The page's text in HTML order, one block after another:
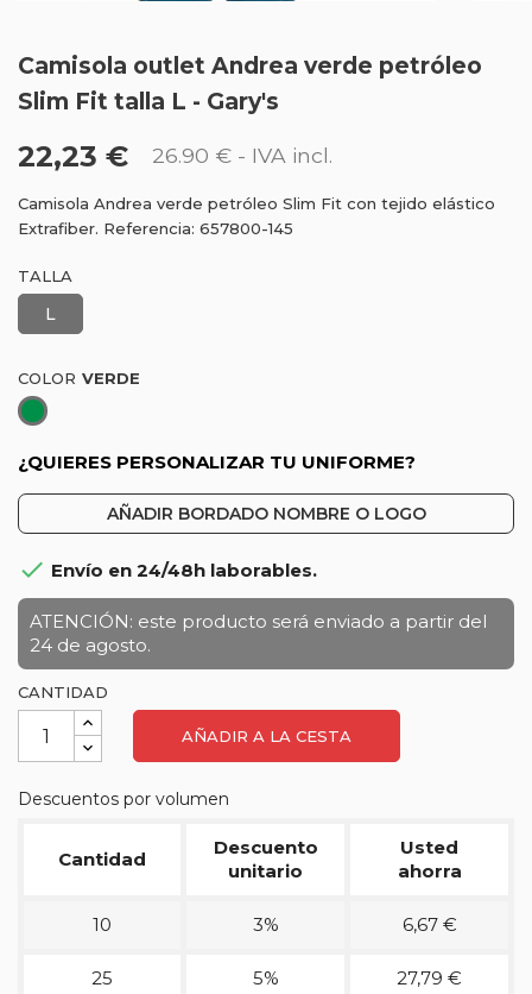
Camisola outlet Andrea verde petróleo
Slim Fit talla L - Gary's
22,23 € 26.90 € - IVA incl.
Camisola Andrea verde petróleo Slim Fit con tejido elástico
Extrafiber. Referencia: 657800-145
TALLA
L
COLOR
Verde
¿QUIERES PERSONALIZAR TU UNIFORME?
AÑADIR BORDADO NOMBRE O LOGO
 Envío en 24/48h laborables.
ATENCIÓN: este producto será enviado a partir del
24 de agosto.
CANTIDAD
AÑADIR A LA CESTA
Descuentos por volumen
Cantidad
Descuento
unitario
Usted
ahorra
10 3% 6,67 €
25 5% 27,79 €